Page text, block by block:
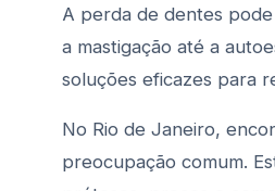
A perda de dentes
a mastigação até a
soluções eficazes para
No Rio de Janeiro,
preocupação comum.